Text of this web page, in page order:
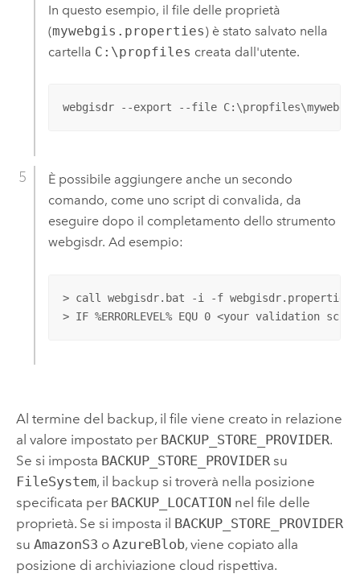
In questo esempio, il file delle proprietà
(mywebgis.properties) è stato salvato nella
cartella C:\propfiles creata dall'utente.
webgisdr --export --file
È possibile aggiungere anche un secondo
comando, come uno script di convalida, da
eseguire dopo il completamento dello strumento
webgisdr. Ad esempio:
> call webgisdr.bat -i -f webgisdr.properties
> IF %ERRORLEVEL% EQU 0 <your validation
Al termine del backup, il file viene creato in relazione
al valore impostato per BACKUP_STORE_PROVIDER.
Se si imposta BACKUP_STORE_PROVIDERsu
FileSystem, il backup si troverà nella posizione
specificata per BACKUP_LOCATION nel file delle
proprietà. Se si imposta il BACKUP_STORE_PROVIDER
su AmazonS3 o AzureBlob, viene copiato alla
posizione di archiviazione cloud rispettiva.